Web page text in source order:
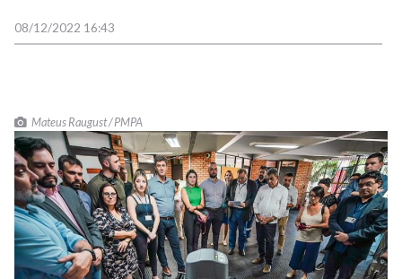
08/12/2022 16:43
Mateus Raugust / PMPA